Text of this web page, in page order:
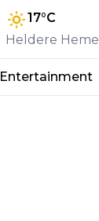
17°C
Heldere Hemel
Entertainment